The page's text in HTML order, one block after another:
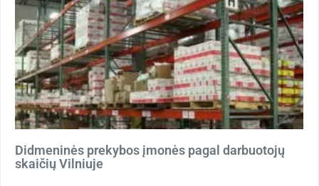
Didmeninės prekybos įmonės pagal darbuotojų
skaičių Vilniuje